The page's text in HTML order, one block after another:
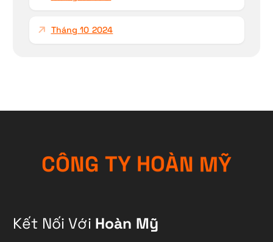
Tháng 10 2024
CÔNG TY HOÀN MỸ
Kết Nối Với Hoàn Mỹ